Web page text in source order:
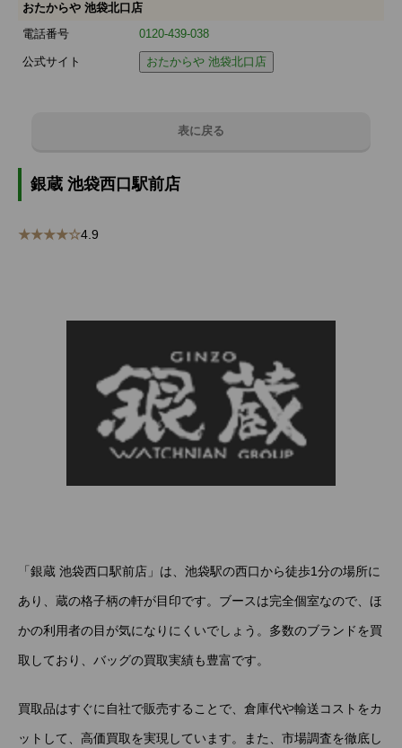
おたからや 池袋北口店
電話番号
0120-439-038
公式サイト おたからや 池袋北口店
表に戻る
銀蔵 池袋西口駅前店
★★★★☆4.9
「銀蔵 池袋西口駅前店」は、池袋駅の西口から徒歩1分の場所に
あり、蔵の格子柄の軒が目印です。ブースは完全個室なので、ほ
かの利用者の目が気になりにくいでしょう。多数のブランドを買
取しており、バッグの買取実績も豊富です。
買取品はすぐに自社で販売することで、倉庫代や輸送コストをカ
ットして、高価買取を実現しています。また、市場調査を徹底し